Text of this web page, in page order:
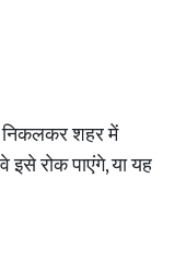
निकलकर शहर में
रोक पाएंगे, या यह